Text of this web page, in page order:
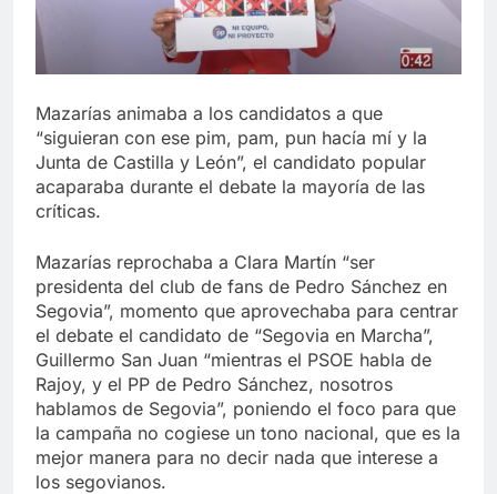
Mazarías animaba a los candidatos a que
“siguieran con ese pim, pam, pun hacía mí y la
Junta de Castilla y León”, el candidato popular
acaparaba durante el debate la mayoría de las
críticas.
Mazarías reprochaba a Clara Martín “ser
presidenta del club de fans de Pedro Sánchez en
Segovia”, momento que aprovechaba para centrar
el debate el candidato de “Segovia en Marcha”,
Guillermo San Juan “mientras el PSOE habla de
Rajoy, y el PP de Pedro Sánchez, nosotros
hablamos de Segovia”, poniendo el foco para que
la campaña no cogiese un tono nacional, que es la
mejor manera para no decir nada que interese a
los segovianos.